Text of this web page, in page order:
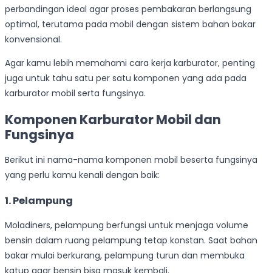
perbandingan ideal agar proses pembakaran berlangsung
optimal, terutama pada mobil dengan sistem bahan bakar
konvensional.
Agar kamu lebih memahami cara kerja karburator, penting
juga untuk tahu satu per satu komponen yang ada pada
karburator mobil serta fungsinya.
Komponen Karburator Mobil dan
Fungsinya
Berikut ini nama-nama komponen mobil beserta fungsinya
yang perlu kamu kenali dengan baik:
1. Pelampung
Moladiners, pelampung berfungsi untuk menjaga volume
bensin dalam ruang pelampung tetap konstan. Saat bahan
bakar mulai berkurang, pelampung turun dan membuka
katup agar bensin bisa masuk kembali.